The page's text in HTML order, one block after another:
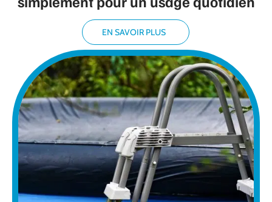
EN SAVOIR PLUS